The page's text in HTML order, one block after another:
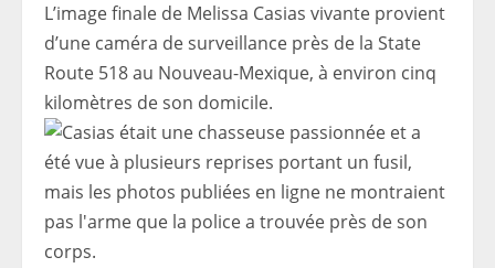
L’image finale de Melissa Casias vivante provient
d’une caméra de surveillance près de la State
Route 518 au Nouveau-Mexique, à environ cinq
kilomètres de son domicile.